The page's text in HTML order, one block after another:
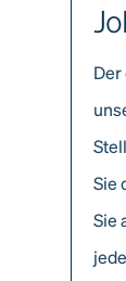
Sie
Sie